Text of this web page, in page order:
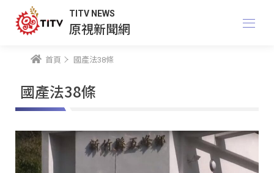
TITV NEWS
原視新聞網
首頁 國產法38條
國產法38條